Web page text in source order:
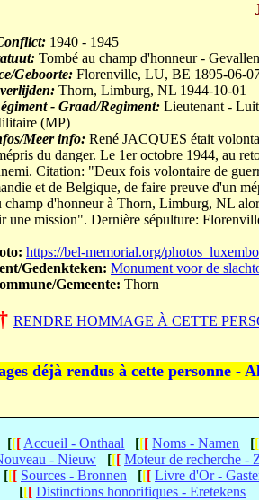
1940 - 1945
Tombé au champ d'honneur -
Geboorte: Florenville, LU, BE 1895-06-
Thorn, Limburg, NL 1944-10-01
- Graad/Regiment: Lieutenant -
(MP)
Meer info: René JACQUES était
du danger. Le 1er octobre 1944, au
Citation: "Deux fois volontaire de
et de Belgique, de faire preuve d'un
d'honneur à Thorn, Limburg, NL
une mission". Dernière sépulture:
https://bel-memorial.org/
Gedenkteken: Monument voor de
Gemeente: Thorn
RENDRE HOMMAGE À CETTE
déjà rendus à cette personne -
[[[ Accueil - Onthaal [[[ Noms - Namen [[
- Nieuw [[[ Moteur de recherche -
[[[ Sources - Bronnen [[[ Livre d'Or -
[[[ Distinctions honorifiques - Eretekens